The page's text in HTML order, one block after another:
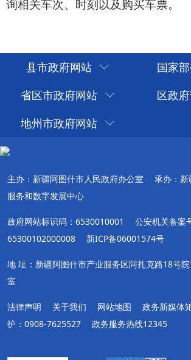
县市政府网站
国家
省区市政府网站
区政
地州市政府网站
主办：新疆阿图什市人民政府办公室
承办：新
服务和数字发展中心
政府网站标识码：6530010001
公安机关备案
65300102000008
新ICP备06001574号
地 址：新疆阿图什市产业服务区阿扎克路18号
室
法律声明 关于我们 网站地图 政务新媒体
护：0908-7625527
政务服务热线12345